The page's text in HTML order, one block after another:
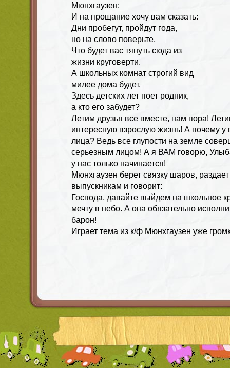
Мюнхгаузен:
И на прощание хочу вам сказать:
Дни пробегут, пройдут года,
но на слово поверьте,
Что будет вас тянуть сюда из
жизни круговерти.
А школьных комнат строгий вид
милее дома будет.
Здесь детских лет поет родник,
а кто его забудет?
Летим друзья все вместе, нам пора!
интересную взрослую жизнь! А почему у
лица? Ведь все глупости на земле
серьезным лицом! А я ВАМ говорю,
у нас только начинается!
Мюнхгаузен берет связку шаров,
выпускникам и говорит:
Господа, давайте выйдем на школьное
мечту в небо. А она обязательно
барон!
Играет тема из к/ф Мюнхгаузен уже